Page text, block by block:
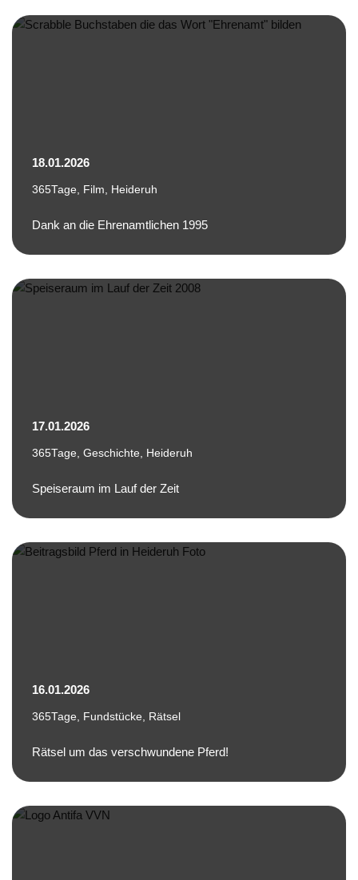
18.01.2026
365Tage Film Heideruh
Dank an die Ehrenamtlichen 1995
17.01.2026
365Tage Geschichte Heideruh
Speiseraum im Lauf der Zeit
16.01.2026
365Tage Fundstücke Rätsel
Rätsel um das verschwundene Pferd!